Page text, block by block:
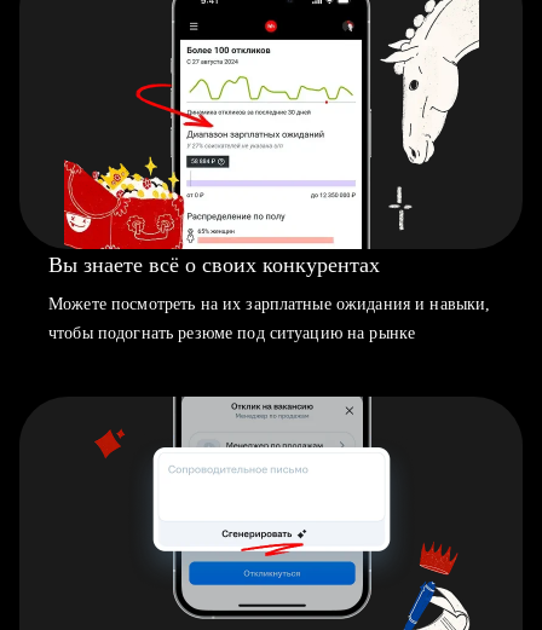
Вы знаете всё о своих конкурентах
Можете посмотреть на их зарплатные ожидания и навыки,
чтобы подогнать резюме под ситуацию на рынке